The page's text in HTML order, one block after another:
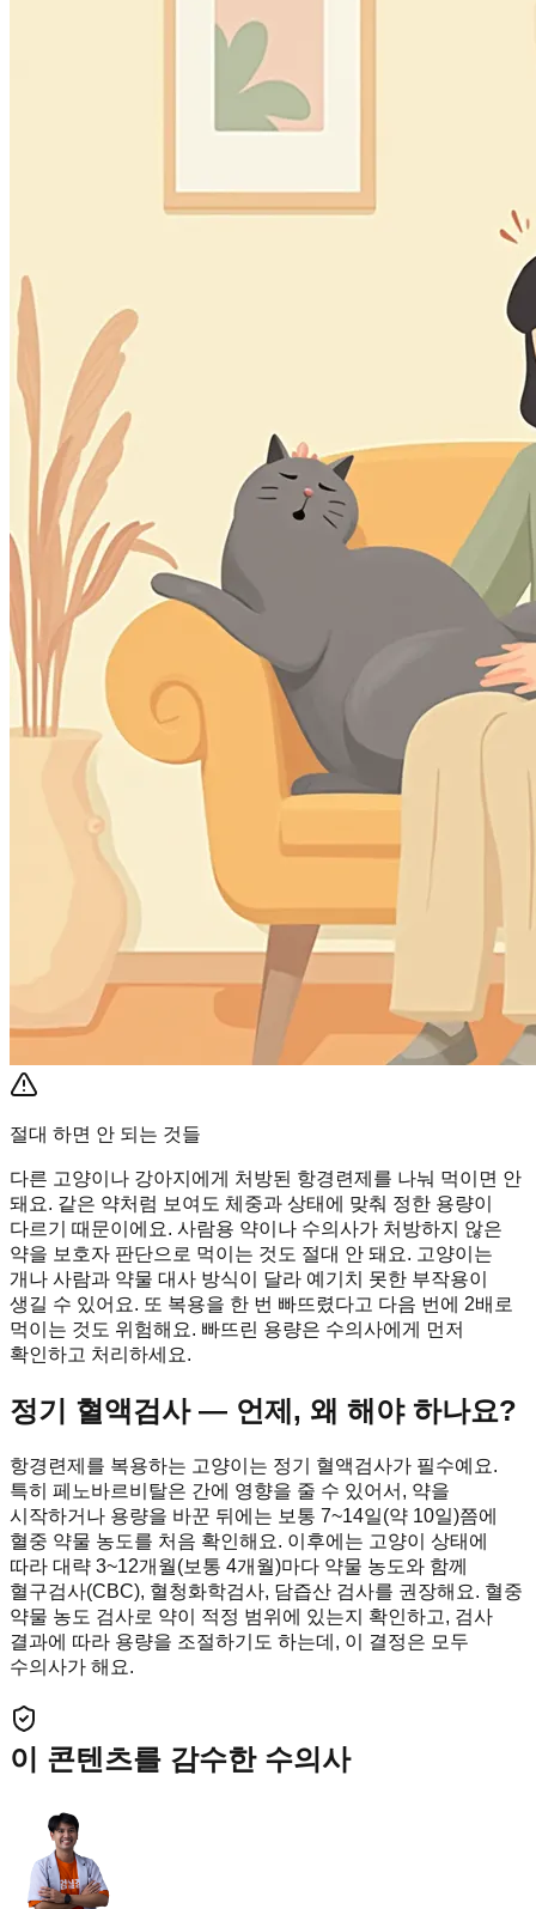
절대 하면 안 되는 것들
다른 고양이나 강아지에게 처방된 항경련제를 나눠 먹이면 안
돼요. 같은 약처럼 보여도 체중과 상태에 맞춰 정한 용량이
다르기 때문이에요. 사람용 약이나 수의사가 처방하지 않은
약을 보호자 판단으로 먹이는 것도 절대 안 돼요. 고양이는
개나 사람과 약물 대사 방식이 달라 예기치 못한 부작용이
생길 수 있어요. 또 복용을 한 번 빠뜨렸다고 다음 번에 2배로
먹이는 것도 위험해요. 빠뜨린 용량은 수의사에게 먼저
확인하고 처리하세요.
정기 혈액검사 — 언제, 왜 해야 하나요?
항경련제를 복용하는 고양이는 정기 혈액검사가 필수예요.
특히 페노바르비탈은 간에 영향을 줄 수 있어서, 약을
시작하거나 용량을 바꾼 뒤에는 보통 7~14일(약 10일)쯤에
혈중 약물 농도를 처음 확인해요. 이후에는 고양이 상태에
따라 대략 3~12개월(보통 4개월)마다 약물 농도와 함께
혈구검사(CBC), 혈청화학검사, 담즙산 검사를 권장해요. 혈중
약물 농도 검사로 약이 적정 범위에 있는지 확인하고, 검사
결과에 따라 용량을 조절하기도 하는데, 이 결정은 모두
수의사가 해요.
이 콘텐츠를 감수한 수의사